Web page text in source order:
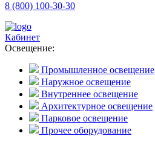
8 (800) 100-30-30
Кабинет
Освещение:
Промышленное освещение
Наружное освещение
Внутреннее освещение
Архитектурное освещение
Парковое освещение
Прочее оборудование